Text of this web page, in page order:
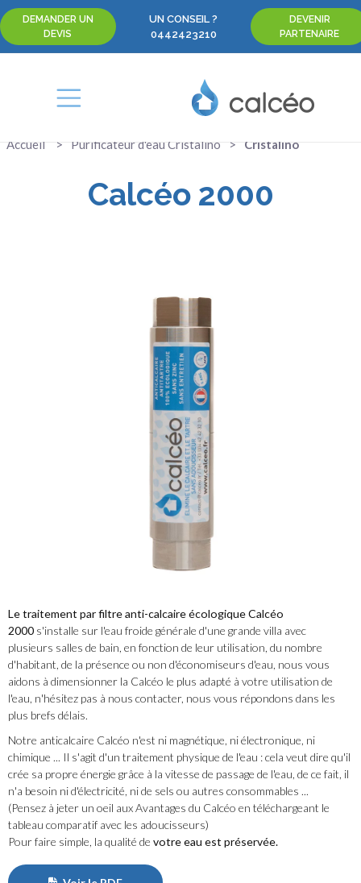
DEMANDER UN
DEVIS
UN CONSEIL ?
0442423210
DEVENIR
PARTENAIRE
Accueil Purificateur d'eau Cristalino Cristalino
Calcéo 2000
Le traitement par filtre anti-calcaire écologique Calcéo
2000 s'installe sur l'eau froide générale d'une grande villa avec
plusieurs salles de bain, en fonction de leur utilisation, du nombre
d'habitant, de la présence ou non d'économiseurs d'eau, nous vous
aidons à dimensionner la Calcéo le plus adapté à votre utilisation de
l'eau , n'hésitez pas à nous contacter, nous vous répondons dans les
plus brefs délais.
Notre anticalcaire Calcéo n'est ni magnétique, ni électronique, ni
chimique ... Il s'agit d'un traitement physique de l'eau : cela veut dire qu'il
crée sa propre énergie grâce à la vitesse de passage de l'eau, de ce fait, il
n'a besoin ni d'électricité, ni de sels ou autres consommables ...
(Pensez à jeter un oeil auxAvantages du Calcéo en téléchargeant le
tableau comparatif avec les adoucisseurs)
Pour faire simple, la qualité de votre eau est préservée.